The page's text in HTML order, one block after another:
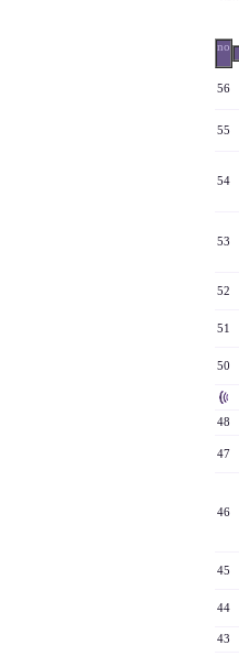
no
56
55
54
53
52
51
50
48
47
46
45
44
43